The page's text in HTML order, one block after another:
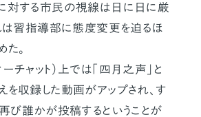
対する市民の視線は日に日に厳
は習指導部に態度変更を迫るほ
。
チャット）上では「四月之声」と
を収録した動画がアップされ、す
び誰かが投稿するということが